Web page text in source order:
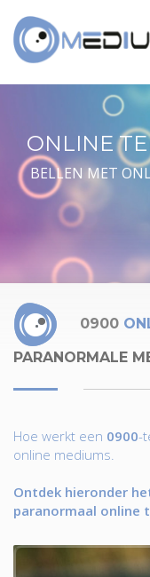
ONLINE
BELLEN MET
0900
PARANORMALE
Hoe werkt een 0900-
online mediums.
Ontdek hieronder
paranormaal online